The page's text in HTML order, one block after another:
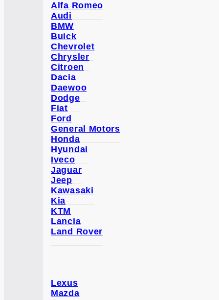
Alfa Romeo
Audi
BMW
Buick
Chevrolet
Chrysler
Citroen
Dacia
Daewoo
Dodge
Fiat
Ford
General Motors
Honda
Hyundai
Iveco
Jaguar
Jeep
Kawasaki
Kia
KTM
Lancia
Land Rover
Lexus
Mazda